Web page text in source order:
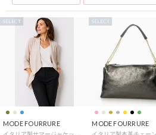
MODE FOURRURE
SELECT
MODE FOURRURE
SELECT